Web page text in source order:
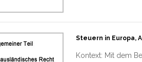
Steuern in Europa,
Kontext: Mit dem